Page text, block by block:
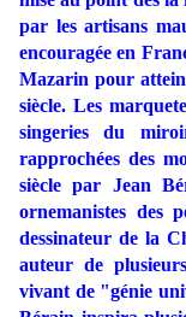
par les artisans
encouragée en
Mazarin pour
siècle. Les
singeries du
rapprochées des
siècle par Jean
ornemanistes des
dessinateur de la
auteur de
vivant de "génie